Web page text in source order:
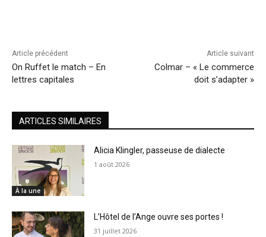
Article précédent
On Ruffet le match – En
lettres capitales
Article suivant
Colmar – « Le commerce
doit s’adapter »
ARTICLES SIMILAIRES
À la une
Alicia Klingler, passeuse de dialecte
1 août 2026
L’Hôtel de l’Ange ouvre ses portes !
31 juillet 2026